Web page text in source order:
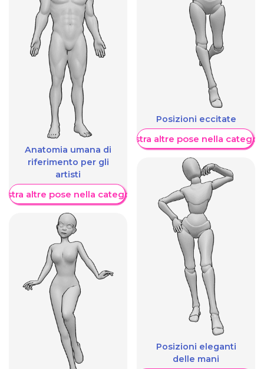
Anatomia umana di
riferimento per gli
artisti
altre pose nella categoria
Posizioni eccitate
Mostra altre pose nella
Posizioni eleganti
delle mani